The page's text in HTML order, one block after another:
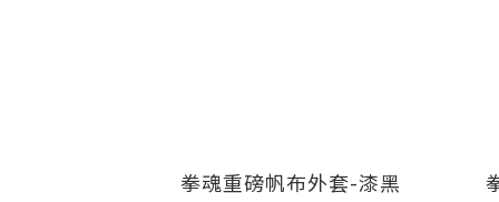
拳魂重磅帆布外套-漆黑